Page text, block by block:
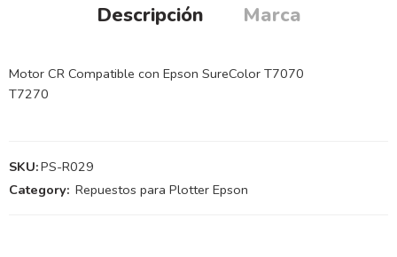
Descripción Marca
Motor CR Compatible con Epson SureColor T7070
T7270
SKU:PS-R029
Category: Repuestos para Plotter Epson